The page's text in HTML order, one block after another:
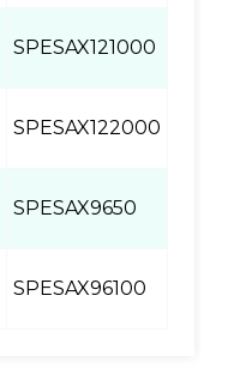
SPESAX121000
SPESAX122000
SPESAX9650
SPESAX96100